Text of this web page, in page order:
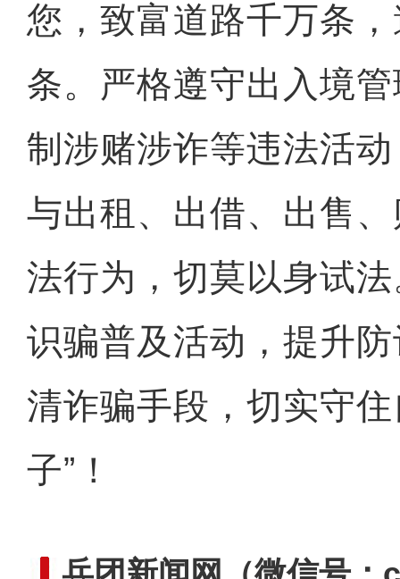
您，致富道路千万条
条。严格遵守出入境
制涉赌涉诈等违法活
与出租、出借、出售、
法行为，切莫以身试
识骗普及活动，提升
清诈骗手段，切实守
子”！
阿克苏公安文联组织会